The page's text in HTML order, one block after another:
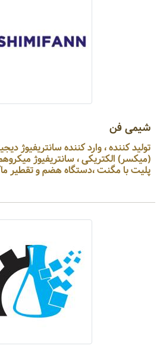
شیمی فن
تولید کننده ، وارد کننده
(میکسر) الکتریکی ، سانتریفیوژ
پلیت با مگنت ،دستگاه هضم و تقطیر